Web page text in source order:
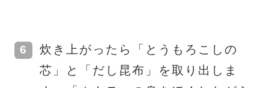
炊き上がったら「とうもろこしの
芯」と「だし昆布」を取り出しま